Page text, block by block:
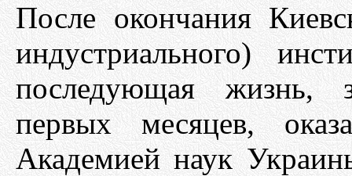
После окончания
индустриального)
последующая жизнь,
первых месяцев,
Академией наук